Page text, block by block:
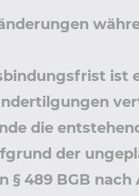
ist
die
der
§ 489 BGB